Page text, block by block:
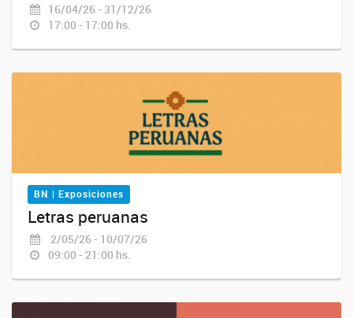
16/04/26 - 31/12/26
17:00 - 17:00 hs.
BN | Exposiciones
Letras peruanas
2/05/26 - 10/07/26
09:00 - 21:00 hs.